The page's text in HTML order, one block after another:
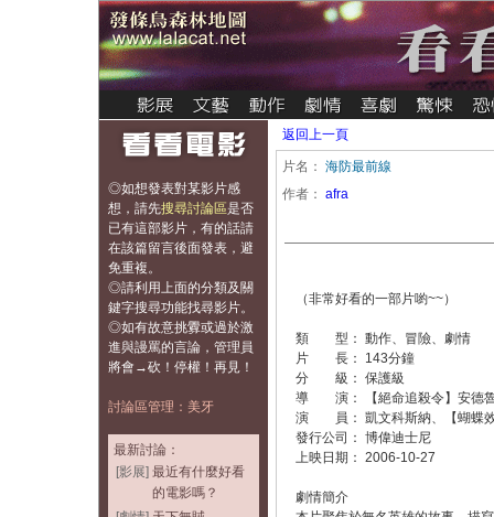
◎如想發表對某影片感
想， 請先搜尋討論區是否
已有這部影片，有的話請
在該篇留言後面發表，避
免重複。
◎請利用上面的分類及關
鍵字搜尋功能找尋影片。
◎如有故意挑釁或過於激
進與謾罵的言論，管理員
將會→砍！停權！再見！
討論區管理：美牙
最新討論：
[影展] 最近有什麼好看
的電影嗎？
返回上一頁
片名： 海防最前線
作者： afra
（非常好看的一部片喲~~）
類 型： 動作、冒險、劇情
片 長： 143分鐘
分 級： 保護級
導 演： 【絕命追殺令】安德
演 員： 凱文科斯納、【蝴蝶效
發行公司： 博偉迪士尼
上映日期： 2006-10-27
劇情簡介